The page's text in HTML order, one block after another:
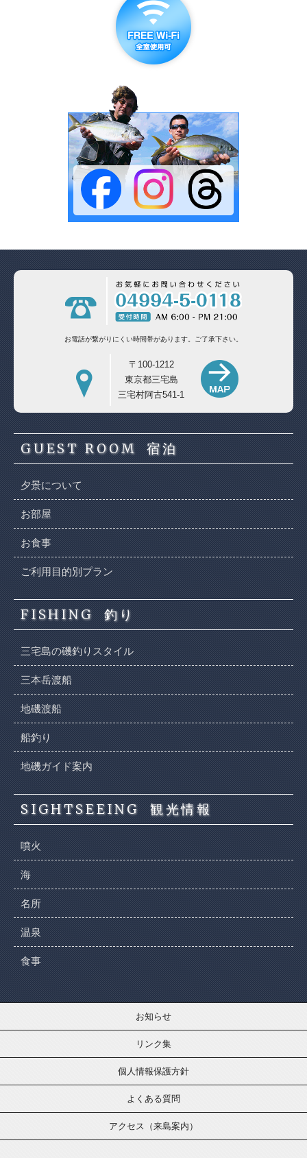
お電話が繋がりにくい時間帯があります。 ご了承下さい。
〒100-1212
東京都三宅島
三宅村阿古541-1
GUEST ROOM 宿泊
夕景について
お部屋
お食事
ご利用目的別プラン
FISHING 釣り
三宅島の磯釣りスタイル
三本岳渡船
地磯渡船
船釣り
地磯ガイド案内
SIGHTSEEING 観光情報
噴火
海
名所
温泉
食事
お知らせ
リンク集
個人情報保護方針
よくある質問
アクセス（来島案内）